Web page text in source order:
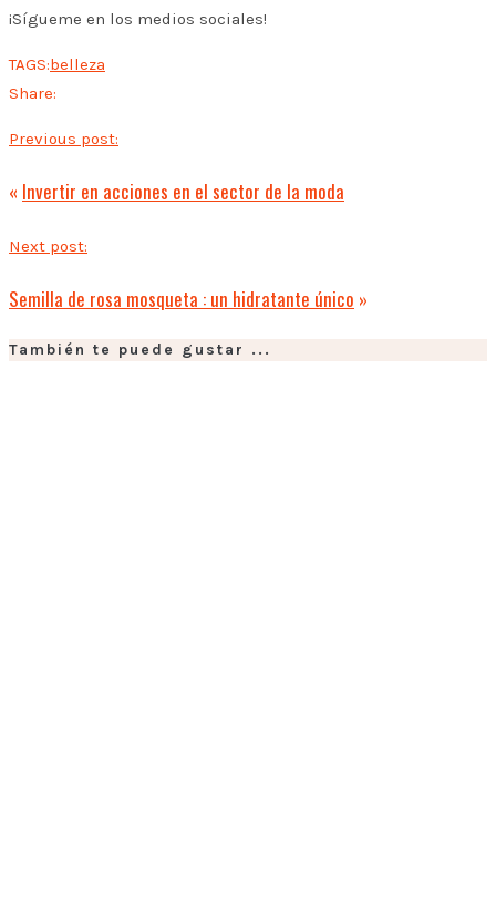
¡Sígueme en los medios sociales!
TAGS:belleza
Share:
Previous post:
« Invertir en acciones en el sector de la moda
Next post:
Semilla de rosa mosqueta : un hidratante único »
También te puede gustar ...